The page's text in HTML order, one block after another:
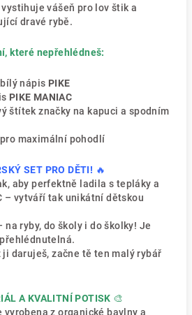
vášeň pro lov štik a
dravé rybě.
které nepřehlédneš:
nápis PIKE
PIKE MANIAC
štítek značky na kapuci a spodním
maximální pohodlí
SET PRO DĚTI! 🔥
aby perfektně ladila s tepláky a
– vytváří tak unikátní dětskou
na ryby, do školy i do školky! Je
ji daruješ, začne tě ten malý rybář
A KVALITNÍ POTISK 🎨
z organické bavlny a